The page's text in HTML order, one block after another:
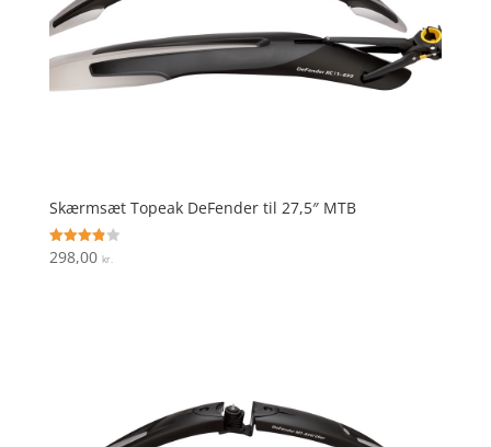
Skærmsæt Topeak DeFender til 27,5″ MTB
Vurderet
3.9
298,00 kr.